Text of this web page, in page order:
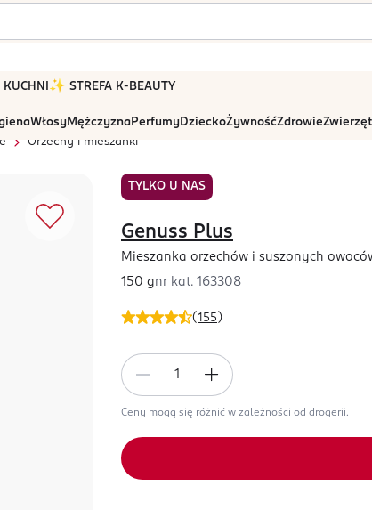
KUCHNI ✨ STREFA K-BEAUTY
WłosyMężczyznaPerfumyDzieckoŻywnośćZdrowie
Orzechy i mieszanki
TYLKO U NAS
(155 )
Genuss Plus
Mieszanka orzechów i suszonych
150 gnr kat. 163308
Ceny mogą się różnić w zależności od drogerii.